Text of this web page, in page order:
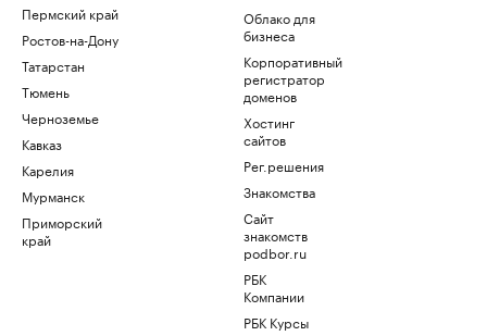
Пермский край
Ростов-на-Дону
Татарстан
Тюмень
Черноземье
Кавказ
Карелия
Мурманск
Приморский
край
Облако для
бизнеса
Корпоративный
регистратор
доменов
Хостинг
сайтов
Рег.решения
Знакомства
Сайт
знакомств
podbor.ru
РБК
Компании
РБК Курсы